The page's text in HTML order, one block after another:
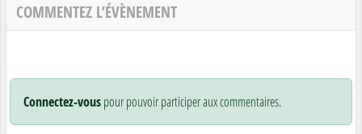
COMMENTEZ L’ÉVÈNEMENT
Connectez-vouspour pouvoir participer aux commentaires.